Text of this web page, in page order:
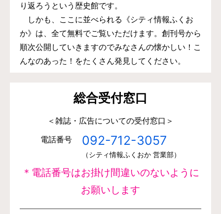
り返ろうという歴史館です。
しかも、ここに並べられる《シティ情報ふくお
か》は、全て無料でご覧いただけます。創刊号から
順次公開していきますのでみなさんの懐かしい！こ
んなのあった！をたくさん発見してください。
総合受付窓口
＜雑誌・広告についての受付窓口＞
電話番号
092-712-3057
（シティ情報ふくおか 営業部）
＊電話番号はお掛け間違いのないように
お願いします